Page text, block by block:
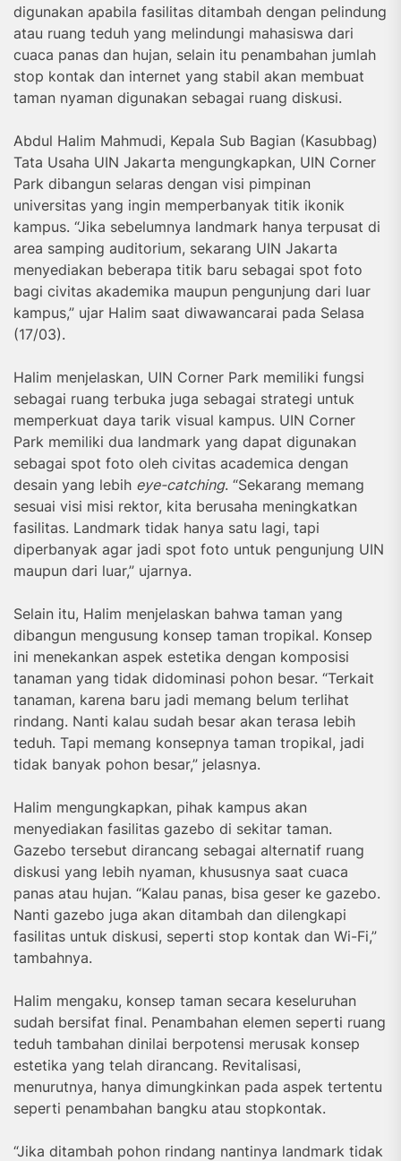
digunakan apabila fasilitas ditambah dengan pelindung
atau ruang teduh yang melindungi mahasiswa dari
cuaca panas dan hujan, selain itu penambahan jumlah
stop kontak dan internet yang stabil akan membuat
taman nyaman digunakan sebagai ruang diskusi.
Abdul Halim Mahmudi, Kepala Sub Bagian (Kasubbag)
Tata Usaha UIN Jakarta mengungkapkan, UIN Corner
Park dibangun selaras dengan visi pimpinan
universitas yang ingin memperbanyak titik ikonik
kampus. “Jika sebelumnya landmark hanya terpusat di
area samping auditorium, sekarang UIN Jakarta
menyediakan beberapa titik baru sebagai spot foto
bagi civitas akademika maupun pengunjung dari luar
kampus,” ujar Halim saat diwawancarai pada Selasa
(17/03).
Halim menjelaskan, UIN Corner Park memiliki fungsi
sebagai ruang terbuka juga sebagai strategi untuk
memperkuat daya tarik visual kampus. UIN Corner
Park memiliki dua landmark yang dapat digunakan
sebagai spot foto oleh civitas academica dengan
desain yang lebih eye-catching. “Sekarang memang
sesuai visi misi rektor, kita berusaha meningkatkan
fasilitas. Landmark tidak hanya satu lagi, tapi
diperbanyak agar jadi spot foto untuk pengunjung UIN
maupun dari luar,” ujarnya.
Selain itu, Halim menjelaskan bahwa taman yang
dibangun mengusung konsep taman tropikal. Konsep
ini menekankan aspek estetika dengan komposisi
tanaman yang tidak didominasi pohon besar. “Terkait
tanaman, karena baru jadi memang belum terlihat
rindang. Nanti kalau sudah besar akan terasa lebih
teduh. Tapi memang konsepnya taman tropikal, jadi
tidak banyak pohon besar,” jelasnya.
Halim mengungkapkan, pihak kampus akan
menyediakan fasilitas gazebo di sekitar taman.
Gazebo tersebut dirancang sebagai alternatif ruang
diskusi yang lebih nyaman, khususnya saat cuaca
panas atau hujan. “Kalau panas, bisa geser ke gazebo.
Nanti gazebo juga akan ditambah dan dilengkapi
fasilitas untuk diskusi, seperti stop kontak dan Wi-Fi,”
tambahnya.
Halim mengaku, konsep taman secara keseluruhan
sudah bersifat final. Penambahan elemen seperti ruang
teduh tambahan dinilai berpotensi merusak konsep
estetika yang telah dirancang. Revitalisasi,
menurutnya, hanya dimungkinkan pada aspek tertentu
seperti penambahan bangku atau stopkontak.
“Jika ditambah pohon rindang nantinya landmark tidak